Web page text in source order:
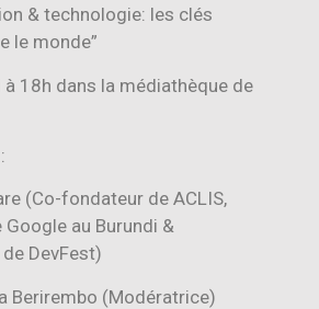
& technologie: les clés
le monde”
à 18h dans la médiathèque de
(Co-fondateur de ACLIS,
Google au Burundi &
DevFest)
Berirembo (Modératrice)